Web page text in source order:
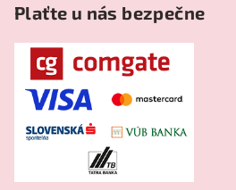
Plaťte u nás bezpečne